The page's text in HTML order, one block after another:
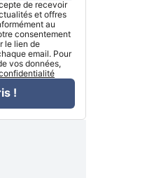
de recevoir
et offres
au
consentement
le lien de
email. Pour
vos données,
!